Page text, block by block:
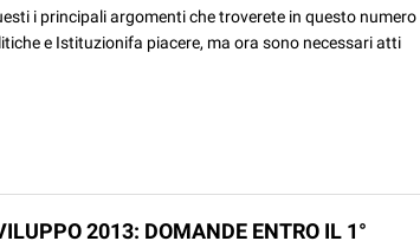
i principali argomenti che troverete in questo numero
e Istituzionifa piacere, ma ora sono necessari atti
2013: DOMANDE ENTRO IL 1°